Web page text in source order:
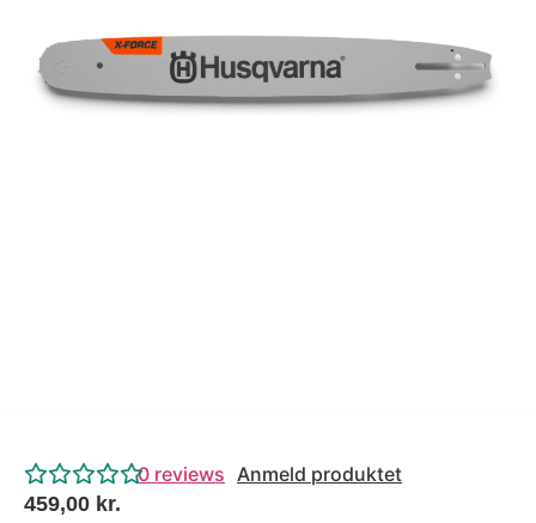
4.4 Google Reviews
4.7 Trustpilot
0 reviews Anmeld produktet
459,00 kr.